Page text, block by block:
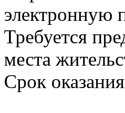
электронную
Требуется
места
Срок